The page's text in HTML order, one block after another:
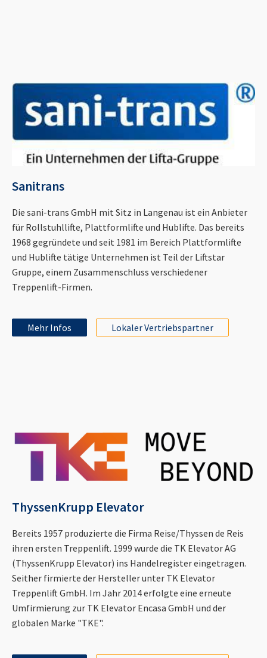
Sanitrans
Die sani-trans GmbH mit Sitz in Langenau ist ein Anbieter
für Rollstuhllifte, Plattformlifte und Hublifte. Das bereits
1968 gegründete und seit 1981 im Bereich Plattformlifte
und Hublifte tätige Unternehmen ist Teil der Liftstar
Gruppe, einem Zusammenschluss verschiedener
Treppenlift-Firmen.
Mehr Infos Lokaler Vertriebspartner
ThyssenKrupp Elevator
Bereits 1957 produzierte die Firma Reise/Thyssen de Reis
ihren ersten Treppenlift. 1999 wurde die TK Elevator AG
(ThyssenKrupp Elevator) ins Handelregister eingetragen.
Seither firmierte der Hersteller unter TK Elevator
Treppenlift GmbH. Im Jahr 2014 erfolgte eine erneute
Umfirmierung zur TK Elevator Encasa GmbH und der
globalen Marke "TKE".